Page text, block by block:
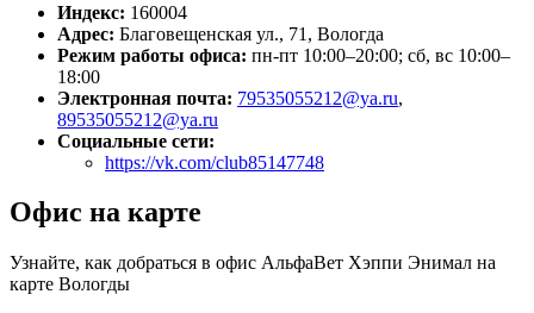
Индекс: 160004
Адрес: Благовещенская ул., 71, Вологда
Режим работы офиса: пн-пт 10:00–20:00; сб, вс 10:00–
18:00
Электронная почта: 79535055212@ya.ru,
89535055212@ya.ru
Социальные сети:
https://vk.com/club85147748
Офис на карте
Узнайте, как добраться в офис АльфаВет Хэппи Энимал на
карте Вологды